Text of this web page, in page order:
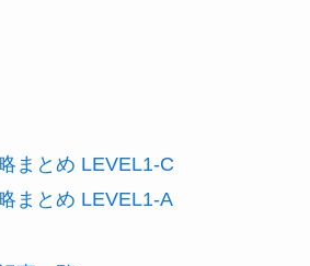
まとめ LEVEL1-C
まとめ LEVEL1-A